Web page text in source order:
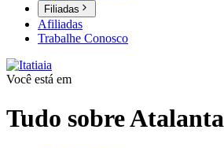
Filiadas
Afiliadas
Trabalhe Conosco
Você está em
Tudo sobreAtalanta